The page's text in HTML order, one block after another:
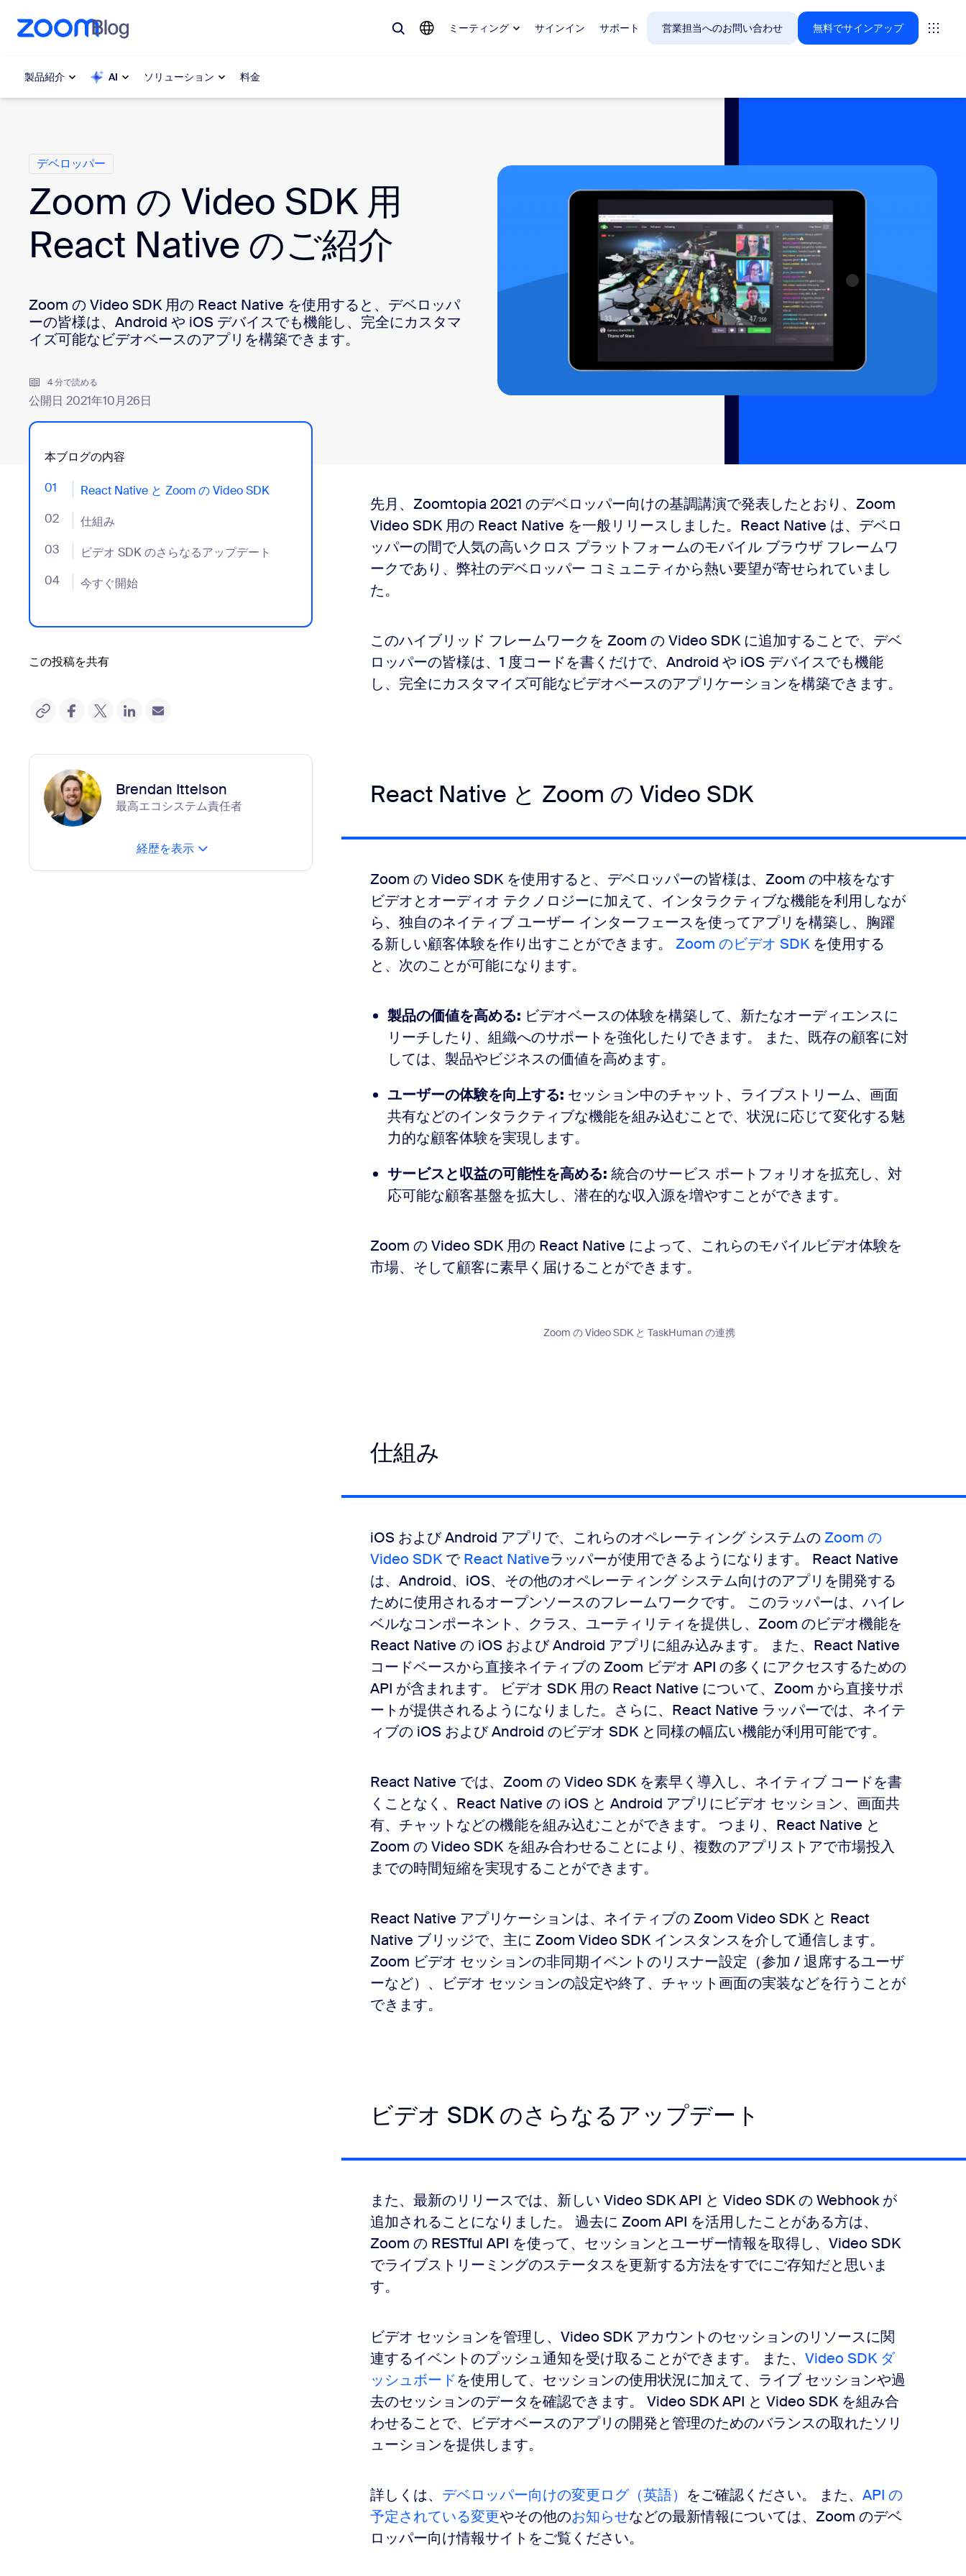
テンツへスキップ
ャットへスキップ
製品紹介 AI ソリューション 料金
ミーティング サインイン サポート 営業担当へのお問い合わせ 無料でサインアップ
Zoom Workplace
Zoomビジネスサービス
Zoom CX
デベロッパー
注目を集めているもの、トレンドになっているもの、話題を呼んでいるもの — Zoomのお客様が今関心を寄せているソリューションをご紹
My Notes ミーティング
ZoomMate ルーム
Canvas
Contact Center CXインサイト
Bonsai
カ テ ゴ リ
デベロッパー
Zoom の Video SDK 用
React Native のご紹介
Zoom の Video SDK 用の React Native を使用すると、デベロッパ
ーの皆様は、Android や iOS デバイスでも機能し、完全にカスタマ
イズ可能なビデオベースのアプリを構築できます。
4 分で読める
公開日 2021年10月26日
本ブログの内容
01 React Native と Zoom の Video SDK
- Jumplink to React Native と Zoom の Video SDK
02 仕組み
- Jumplink to 仕組み
03 ビデオ SDK のさらなるアップデート
- Jumplink to ビデオ SDK のさらなるアップデート
04 今すぐ開始
- Jumplink to 今すぐ開始
この投稿を共有
Brendan Ittelson
最高エコシステム責任者
経歴を表示
先月、Zoomtopia 2021 のデベロッパー向けの基調講演で発表したとおり、Zoom
Video SDK 用の React Native を一般リリースしました。React Native は、デベロ
ッパーの間で人気の高いクロス プラットフォームのモバイル ブラウザ フレームワ
ークであり、弊社のデベロッパー コミュニティから熱い要望が寄せられていまし
た。
このハイブリッド フレームワークを Zoom の Video SDK に追加することで、デベ
ロッパーの皆様は、1 度コードを書くだけで、Android や iOS デバイスでも機能
し、完全にカスタマイズ可能なビデオベースのアプリケーションを構築できます。
React Native と Zoom の Video SDK
Zoom の Video SDK を使用すると、デベロッパーの皆様は、Zoom の中核をなす
ビデオとオーディオ テクノロジーに加えて、インタラクティブな機能を利用しなが
ら、独自のネイティブ ユーザー インターフェースを使ってアプリを構築し、胸躍
る新しい顧客体験を作り出すことができます。 Zoom のビデオ SDKを使用する
と、次のことが可能になります。
製品の価値を高める: ビデオベースの体験を構築して、新たなオーディエンスに
リーチしたり、組織へのサポートを強化したりできます。 また、既存の顧客に対
しては、製品やビジネスの価値を高めます。
ユーザーの体験を向上する: セッション中のチャット、ライブストリーム、画面
共有などのインタラクティブな機能を組み込むことで、状況に応じて変化する魅
力的な顧客体験を実現します。
サービスと収益の可能性を高める: 統合のサービス ポートフォリオを拡充し、対
応可能な顧客基盤を拡大し、潜在的な収入源を増やすことができます。
Zoom の Video SDK 用の React Native によって、これらのモバイルビデオ体験を
市場、そして顧客に素早く届けることができます。
Zoom の Video SDK と TaskHuman の連携
仕組み
iOS および Android アプリで、これらのオペレーティング システムの Zoom の
Video SDKでReact Nativeラッパーが使用できるようになります。 React Native
は、Android、iOS、その他のオペレーティング システム向けのアプリを開発する
ために使用されるオープンソースのフレームワークです。 このラッパーは、ハイレ
ベルなコンポーネント、クラス、ユーティリティを提供し、Zoom のビデオ機能を
React Native の iOS および Android アプリに組み込みます。 また、React Native
コードベースから直接ネイティブの Zoom ビデオ API の多くにアクセスするための
API が含まれます。 ビデオ SDK 用の React Native について、Zoom から直接サポ
ートが提供されるようになりました。さらに、React Native ラッパーでは、ネイテ
ィブの iOS および Android のビデオ SDK と同様の幅広い機能が利用可能です。
React Native では、Zoom の Video SDK を素早く導入し、ネイティブ コードを書
くことなく、React Native の iOS と Android アプリにビデオ セッション、画面共
有、チャットなどの機能を組み込むことができます。 つまり、React Native と
Zoom の Video SDK を組み合わせることにより、複数のアプリストアで市場投入
までの時間短縮を実現することができます。
React Native アプリケーションは、ネイティブの Zoom Video SDK と React
Native ブリッジで、主に Zoom Video SDK インスタンスを介して通信します。
Zoom ビデオ セッションの非同期イベントのリスナー設定（参加 / 退席するユーザ
ーなど）、ビデオ セッションの設定や終了、チャット画面の実装などを行うことが
できます。
ビデオ SDK のさらなるアップデート
また、最新のリリースでは、新しい Video SDK API と Video SDK の Webhook が
追加されることになりました。 過去に Zoom API を活用したことがある方は、
Zoom の RESTful API を使って、セッションとユーザー情報を取得し、Video SDK
でライブストリーミングのステータスを更新する方法をすでにご存知だと思いま
す。
ビデオ セッションを管理し、Video SDK アカウントのセッションのリソースに関
連するイベントのプッシュ通知を受け取ることができます。 また、 Video SDK ダ
ッシュボードを使用して、セッションの使用状況に加えて、ライブ セッションや過
去のセッションのデータを確認できます。 Video SDK API と Video SDK を組み合
わせることで、ビデオベースのアプリの開発と管理のためのバランスの取れたソリ
ューションを提供します。
詳しくは、 デベロッパー向けの変更ログ（英語） をご確認ください。 また、 API の
予定されている変更やその他のお知らせなどの最新情報については、Zoom のデベ
ロッパー向け情報サイトをご覧ください。